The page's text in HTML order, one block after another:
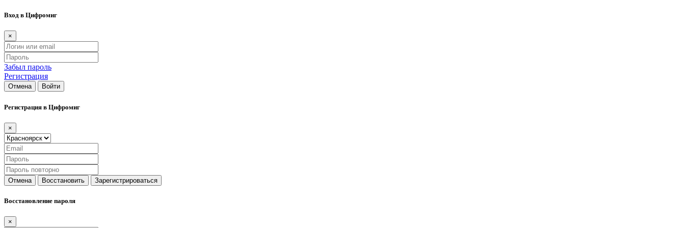
Вход в Цифромиг
×
Забыл пароль
Регистрация
Отмена Войти
Регистрация в Цифромиг
×
Отмена Восстановить Зарегистрироваться
Восстановление пароля
×